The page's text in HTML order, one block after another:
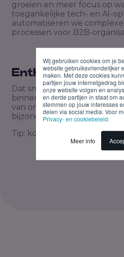
Wij gebruiken cookies om je
website gebruiksvriendelijker
maken. Met deze cookies
partijen jouw internetgedrag
onze website volgen en
en derde partijen in staat om
stemmen op jouw interesses
delen via social media. Voor
Privacy- en cookiebeleid
Meer info
groeien en meer focus op
toegankelijke tech- en AI-
automatiseren we
processen voor B2B-
Enthousiast?
Dat snappen we! Deel je cv
binnen twee werkdagen na
van ons. We zijn erg
bijzonder maakt.
Tip: kort is de kunst, krachtig